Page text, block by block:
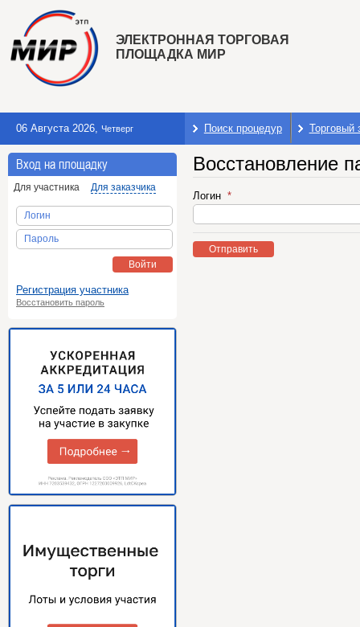
ЭЛЕКТРОННАЯ ТОРГОВАЯ
ПЛОЩАДКА МИР
06 Августа 2026, Четверг Поиск процедур Торговый
Вход на площадку
Для участника Для заказчика
Логин
Пароль
Войти
Регистрация участника
Восстановить пароль
Восстановление
Логин
Отправить